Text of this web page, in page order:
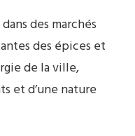
des marchés
des épices et
de la ville,
et d’une nature